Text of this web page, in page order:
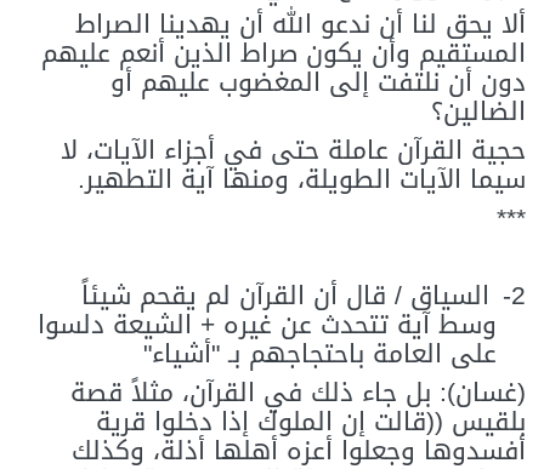
ألا يحق لنا أن ندعو الله أن يهدينا الصراط
المستقيم وأن يكون صراط الذين أنعم عليهم
دون أن نلتفت إلى المغضوب عليهم أو
الضالين؟
حجية القرآن عاملة حتى في أجزاء الآيات، لا
سيما الآيات الطويلة، ومنها آية التطهير.
***
2- السياق / قال أن القرآن لم يقحم شيئاً
وسط آية تتحدث عن غيره + الشيعة دلسوا
على العامة باحتجاجهم بـ "أشياء"
(غسان): بل جاء ذلك في القرآن، مثلاً قصة
بلقيس ((قالت إن الملوك إذا دخلوا قرية
أفسدوها وجعلوا أعزه أهلها أذلة، وكذلك